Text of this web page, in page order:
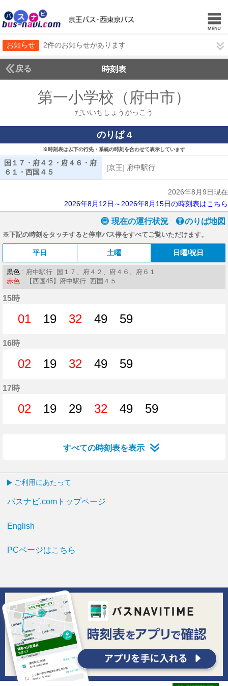
お知らせ 2件のお知らせがあります
戻る 時刻表
第一小学校（府中市）
だいいちしょうがっこう
のりば 4
※時刻表は以下の行先・系統の時刻を合わせて表示しています
国１７・府４２・府４６・府
６１・西国４５
国１７・府４２・府４６・府６１・西国４５
[京王] 府中駅行
2026年8月9日現在
2026年8月12日～2026年8月15日の時刻表はこちら
現在の運行状況 のりば地図
※下記の時刻をタッチすると停車バス停をすべてご覧いただけます。
平日 土曜 日曜/祝日
黒色 : 府中駅行 国１７、府４２、府４６、府６１
赤色 : 【西国45】府中駅行 西国４５
15時
01
19
32
49
59
16時
02
19
32
49
59
17時
02
19
29
32
49
59
すべての時刻表を表示
ご利用にあたって
バスナビ.comトップページ
English
PCページはこちら